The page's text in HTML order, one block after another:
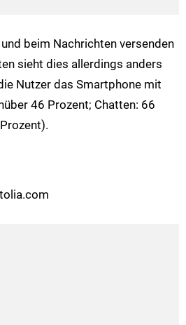
beim Nachrichten versenden
sieht dies allerdings anders
Nutzer das Smartphone mit
46 Prozent; Chatten: 66